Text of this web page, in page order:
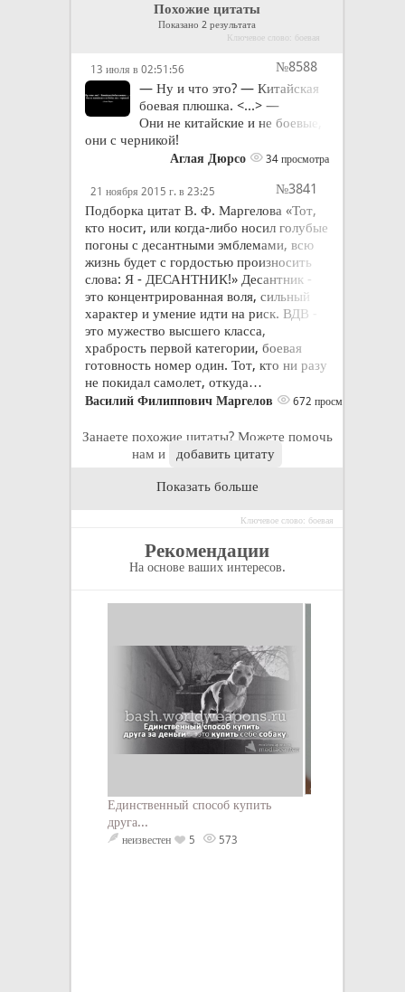
Похожие цитаты
Показано 2 результата
Ключевое слово: боевая
13 июля в 02:51:56
№8588
— Ну и что это? — Китайская
боевая плюшка. <...> —
Они не китайские и не боевые,
они с черникой!
Аглая Дюрсо 34 просмотра
21 ноября 2015 г. в 23:25
№3841
Подборка цитат В. Ф. Маргелова «Тот,
кто носит, или когда-либо носил голубые
погоны с десантными эмблемами, всю
жизнь будет с гордостью произносить
слова: Я - ДЕСАНТНИК!» Десантник -
это концентрированная воля, сильный
характер и умение идти на риск. ВДВ -
это мужество высшего класса,
храбрость первой категории, боевая
готовность номер один. Тот, кто ни разу
не покидал самолет, откуда…
Василий Филиппович Маргелов 672 просмотра
Занаете похожие цитаты? Можете помочь
нам и
добавить цитату
Показать больше
Ключевое слово: боевая
Рекомендации
На основе ваших интересов.
Единственный способ купить
друга...
неизвестен 5 573